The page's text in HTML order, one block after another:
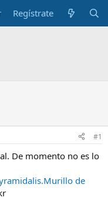
Regístrate
#1
De momento no es lo
de